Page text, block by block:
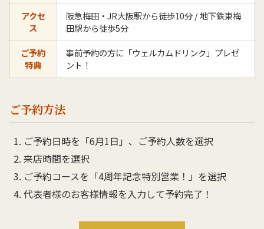
アクセ
ス
阪急梅田・JR大阪駅から徒歩10分 / 地下鉄東梅
田駅から徒歩5分
ご予約
特典
事前予約の方に「ウェルカムドリンク」プレゼ
ント！
ご予約方法
ご予約日時を「6月1日」、ご予約人数を選択
来店時間を選択
ご予約コースを「4周年記念特別営業！」を選択
代表者様のお客様情報を入力して予約完了！